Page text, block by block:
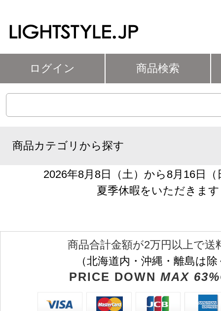
ログイン 商品検索
商品カテゴリから探す
2026年8月8日（土）から8月16日
夏季休暇をいただきます
商品合計金額が2万円以上で送
（北海道内・沖縄・離島は
PRICE DOWN MAX